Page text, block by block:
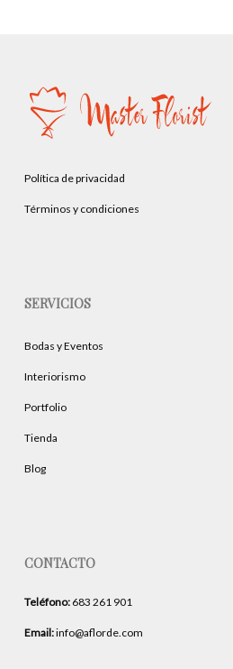
Política de privacidad
Términos y condiciones
SERVICIOS
Bodas y Eventos
Interiorismo
Portfolio
Tienda
Blog
CONTACTO
Teléfono:683 261 901
Email:info@aflorde.com